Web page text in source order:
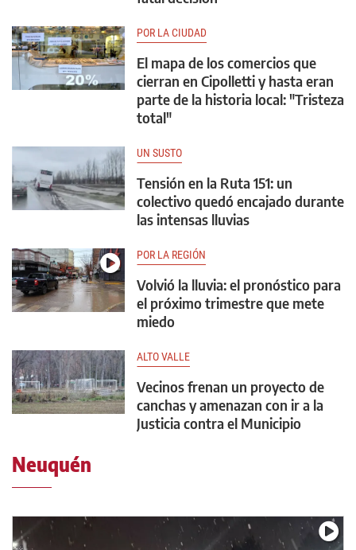
POR LA CIUDAD
El mapa de los comercios que
cierran en Cipolletti y hasta eran
parte de la historia local: "Tristeza
total"
UN SUSTO
Tensión en la Ruta 151: un
colectivo quedó encajado durante
las intensas lluvias
POR LA REGIÓN
Volvió la lluvia: el pronóstico para
el próximo trimestre que mete
miedo
ALTO VALLE
Vecinos frenan un proyecto de
canchas y amenazan con ir a la
Justicia contra el Municipio
Neuquén